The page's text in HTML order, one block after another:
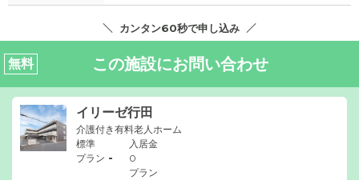
カンタン60秒で申し込み
無料 この施設にお問い合わせ
イリーゼ行田
介護付き有料老人ホーム
標準
プラン -
入居金
0
プラン